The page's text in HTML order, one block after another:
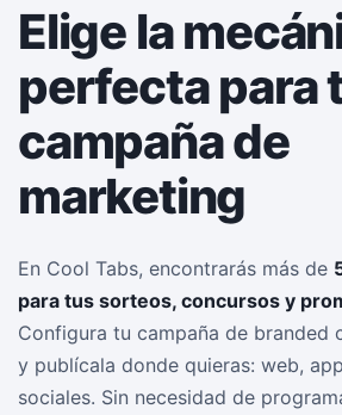
Elige la
perfecta para
campaña de
marketing
En Cool Tabs, encontrarás más de
para tus sorteos, concursos y
Configura tu campaña de branded
y publícala donde quieras: web,
sociales. Sin necesidad de